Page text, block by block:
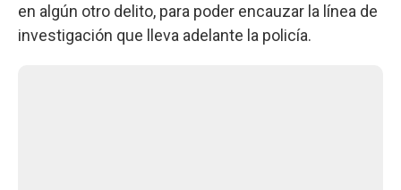
en algún otro delito, para poder encauzar la línea de
investigación que lleva adelante la policía.